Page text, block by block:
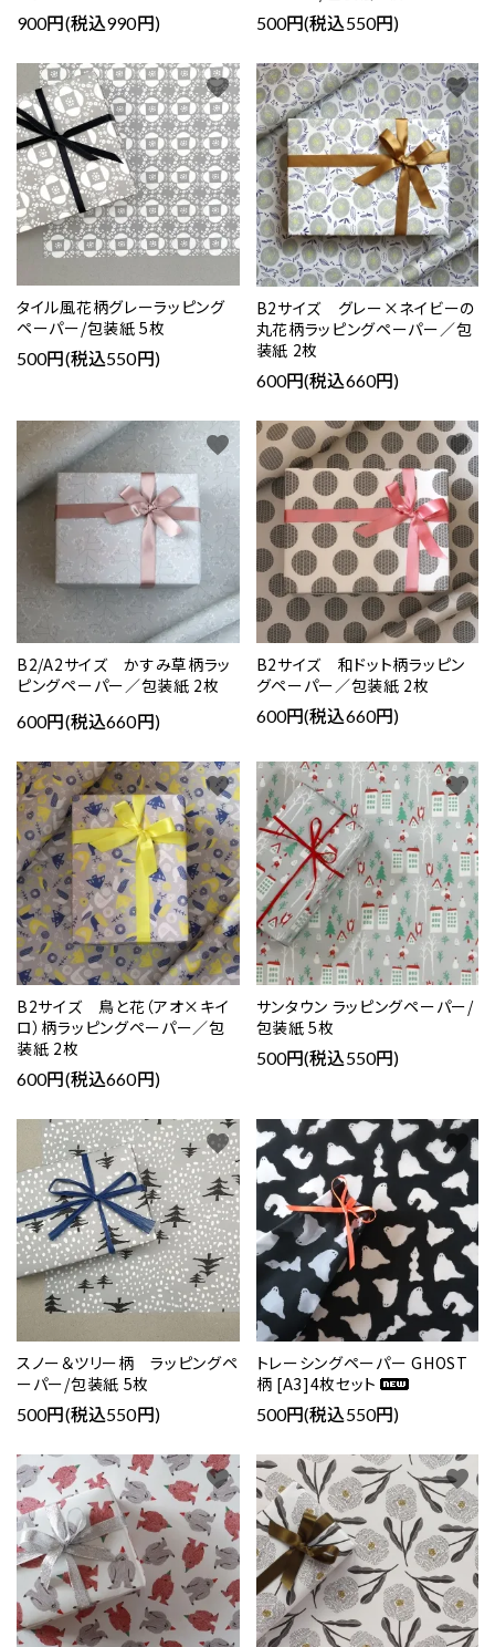
900円(税込990円) 500円(税込550円)
タイル風花柄グレーラッピング
ペーパー/包装紙 5枚
500円(税込550円)
favorite
B2サイズ グレー×ネイビーの
丸花柄ラッピングペーパー／包
装紙 2枚
600円(税込660円)
favorite
B2/A2サイズ かすみ草柄ラッ
ピングペーパー／包装紙 2枚
600円(税込660円)
favorite
B2サイズ 和ドット柄ラッピン
グペーパー／包装紙 2枚
600円(税込660円)
favorite
B2サイズ 鳥と花（アオ×キイ
ロ）柄ラッピングペーパー／包
装紙 2枚
600円(税込660円)
favorite
サンタウン ラッピングペーパー/
包装紙 5枚
500円(税込550円)
favorite
スノー＆ツリー柄 ラッピングペ
ーパー/包装紙 5枚
500円(税込550円)
favorite
トレーシングペーパー GHOST
柄 [A3]4枚セット
500円(税込550円)
favorite
favorite favorite
キーワード
カテゴリー
検索する
close